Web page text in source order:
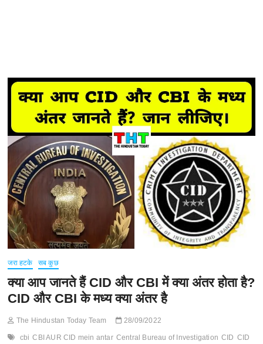
जरा हटके सब कुछ
क्या आप जानते हैं CID और CBI में क्या अंतर होता है?
CID और CBI के मध्य क्या अंतर है
The Hindustan Today Team 28/09/2022
cbi CBI AUR CID mein antar Central Bureau of Investigation CID CID